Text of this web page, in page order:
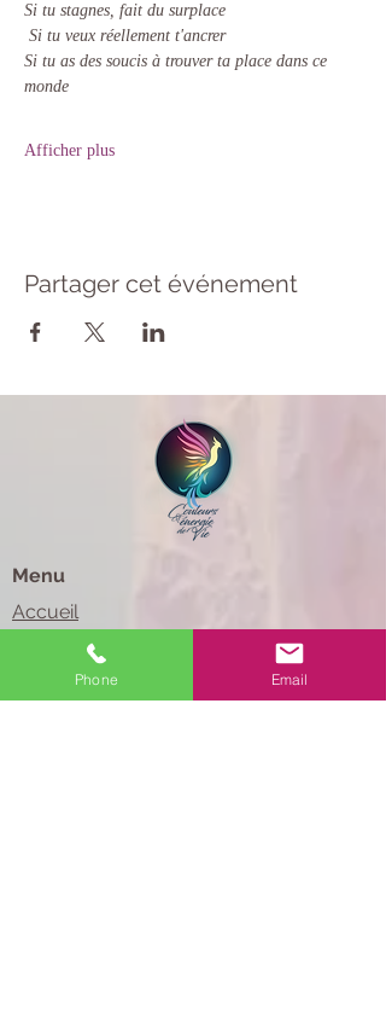
Si tu stagnes, fait du surplace
Si tu veux réellement t'ancrer
Si tu as des soucis à trouver ta place dans ce
monde
Afficher plus
Partager cet événement
Menu
Accueil
Qui suis-je ?
ServicesPhone Email